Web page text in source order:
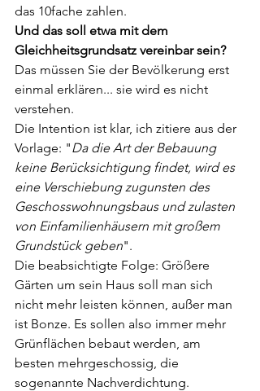
das 10fache zahlen.
Und das soll etwa mit dem
Gleichheitsgrundsatz vereinbar sein?
Das müssen Sie der Bevölkerung erst
einmal erklären... sie wird es nicht
verstehen.
Die Intention ist klar, ich zitiere aus der
Vorlage: "Da die Art der Bebauung
keine Berücksichtigung findet, wird es
eine Verschiebung zugunsten des
Geschosswohnungsbaus und zulasten
von Einfamilienhäusern mit großem
Grundstück geben".
Die beabsichtigte Folge: Größere
Gärten um sein Haus soll man sich
nicht mehr leisten können, außer man
ist Bonze. Es sollen also immer mehr
Grünflächen bebaut werden, am
besten mehrgeschossig, die
sogenannte Nachverdichtung.